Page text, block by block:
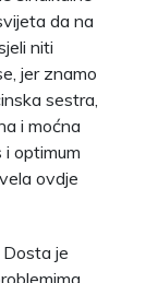
da na
niti
jer znamo
sestra,
i moćna
i optimum
ovdje
Dosta je